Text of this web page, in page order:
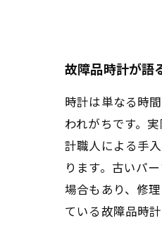
故障品時計が語
時計は単なる時
われがちです。
計職人による手
ります。古いパ
場合もあり、修
ている故障品時